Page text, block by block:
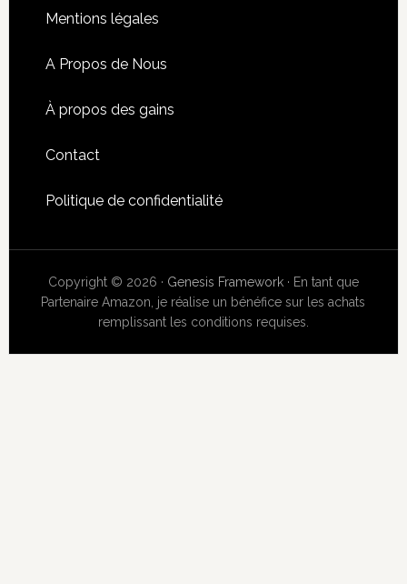
Mentions légales
A Propos de Nous
À propos des gains
Contact
Politique de confidentialité
Copyright © 2026 · Genesis Framework· En tant que
Partenaire Amazon, je réalise un bénéfice sur les achats
remplissant les conditions requises.